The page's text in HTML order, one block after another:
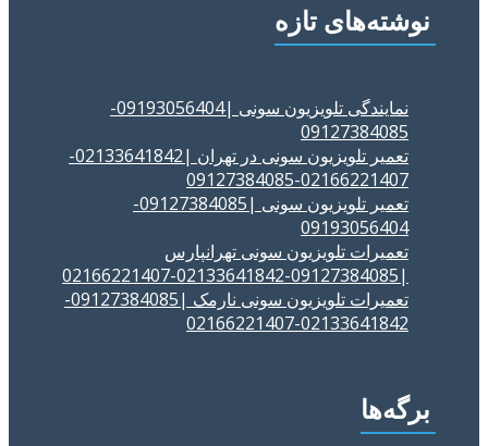
نوشته‌های تازه
نمایندگی تلویزیون سونی |09193056404-
09127384085
تعمیر تلویزیون سونی در تهران |02133641842-
02166221407-09127384085
تعمیر تلویزیون سونی |09127384085-
09193056404
تعمیرات تلویزیون سونی تهرانپارس
|09127384085-02133641842-02166221407
تعمیرات تلویزیون سونی نارمک |09127384085-
02133641842-02166221407
برگه‌ها